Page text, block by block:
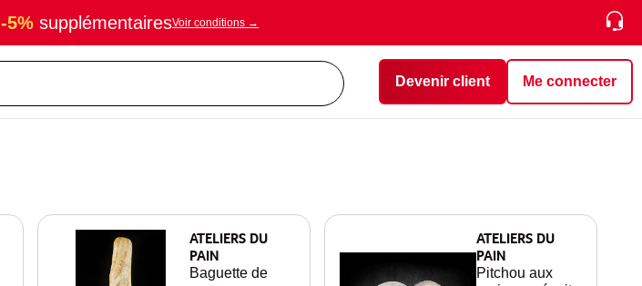
-5% supplémentairesVoir conditions →
Devenir client Me connecter
ATELIERS DU
PAIN
Baguette de
ATELIERS DU
PAIN
Pitchou aux